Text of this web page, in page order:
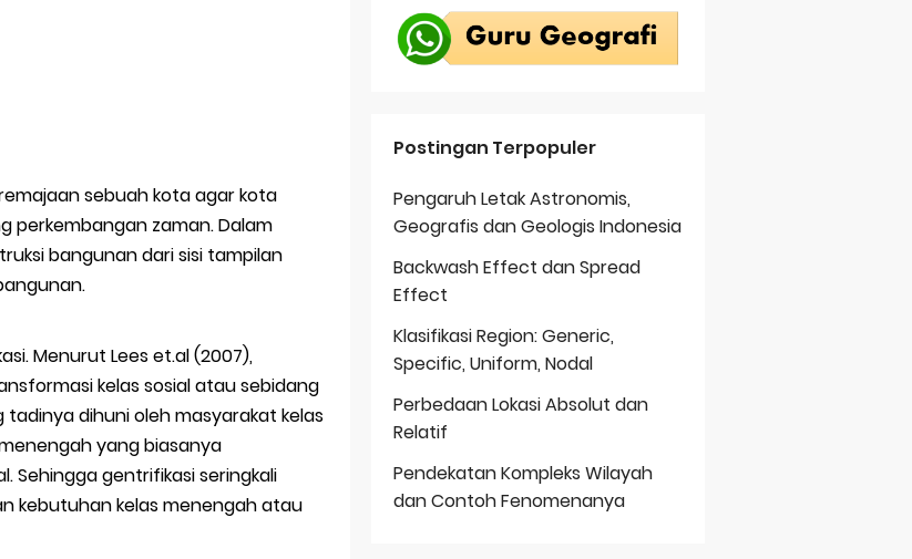
sebuah kota agar kota
perkembangan zaman. Dalam
bangunan dari sisi tampilan
Menurut Lees et.al (2007),
kelas sosial atau sebidang
dihuni oleh masyarakat kelas
yang biasanya
Sehingga gentrifikasi seringkali
kebutuhan kelas menengah atau
Postingan Terpopuler
Pengaruh Letak Astronomis,
Geografis dan Geologis Indonesia
Backwash Effect dan Spread
Effect
Klasifikasi Region: Generic,
Specific, Uniform, Nodal
Perbedaan Lokasi Absolut dan
Relatif
Pendekatan Kompleks Wilayah
dan Contoh Fenomenanya